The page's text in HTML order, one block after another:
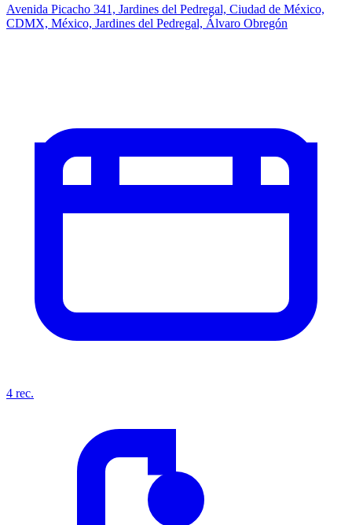
Avenida Picacho 341, Jardines del Pedregal, Ciudad de México,
CDMX, México, Jardines del Pedregal, Álvaro Obregón
4 rec.